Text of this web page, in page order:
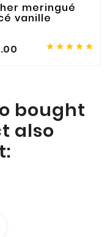
meringué
vanille
    
bought
also